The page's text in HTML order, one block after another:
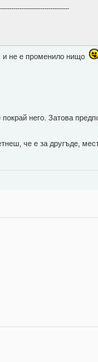
и не е променило нищо
него. Затова
че е за другъде,